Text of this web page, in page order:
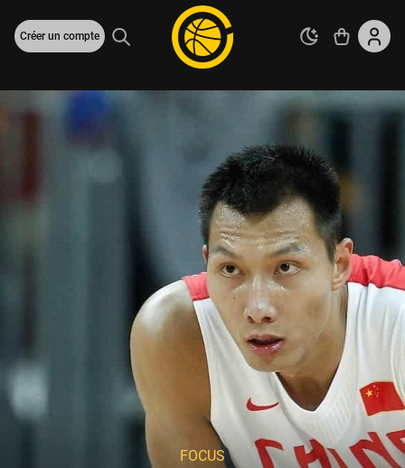
Créer un compte
FOCUS